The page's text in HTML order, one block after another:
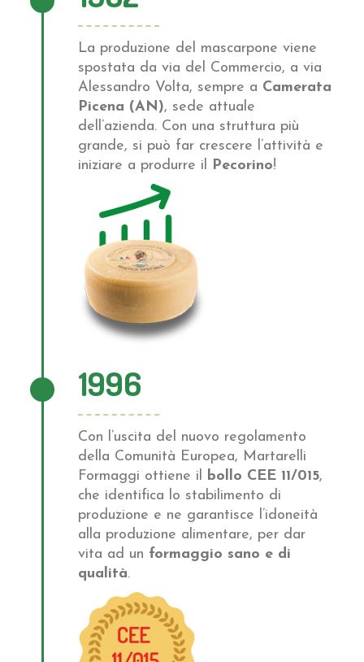
La produzione del mascarpone viene
spostata da via del Commercio, a via
Alessandro Volta, sempre a Camerata
Picena (AN), sede attuale
dell’azienda. Con una struttura più
grande, si può far crescere l’attività e
iniziare a produrre il Pecorino!
1996
Con l’uscita del nuovo regolamento
della Comunità Europea, Martarelli
Formaggi ottiene il bollo CEE 11/015,
che identifica lo stabilimento di
produzione e ne garantisce l’idoneità
alla produzione alimentare, per dar
vita ad un formaggio sano e di
qualità.